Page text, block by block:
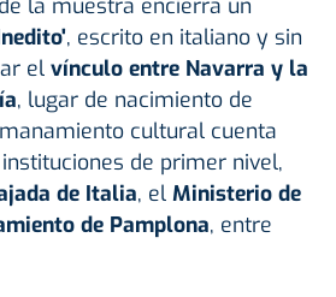
, escrito en italiano y sin
el vínculo entre Navarra y la
, lugar de nacimiento de
cultural cuenta
de primer nivel,
de Italia, el Ministerio de
de Pamplona, entre